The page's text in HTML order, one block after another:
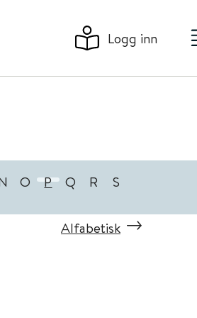
Logg inn
O P Q R S
Alfabetisk